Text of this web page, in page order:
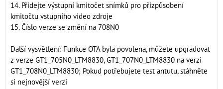
14. Přidejte výstupní kmitočet snímků pro přizpůsobení
kmitočtu vstupního video zdroje
15. Číslo verze se změní na 708N0
Další vysvětlení: Funkce OTA byla povolena, můžete upgradovat
z verze GT1_705N0_LTM8830, GT1_707N0_LTM8830 na verzi
GT1_708N0_LTM8830; Pokud potřebujete test antutu, stáhněte
si nejnovější verzi